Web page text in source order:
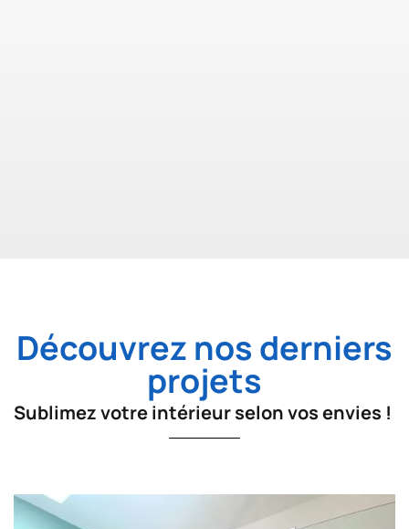
Découvrez nos derniers
projets
Sublimez votre intérieur selon vos envies !